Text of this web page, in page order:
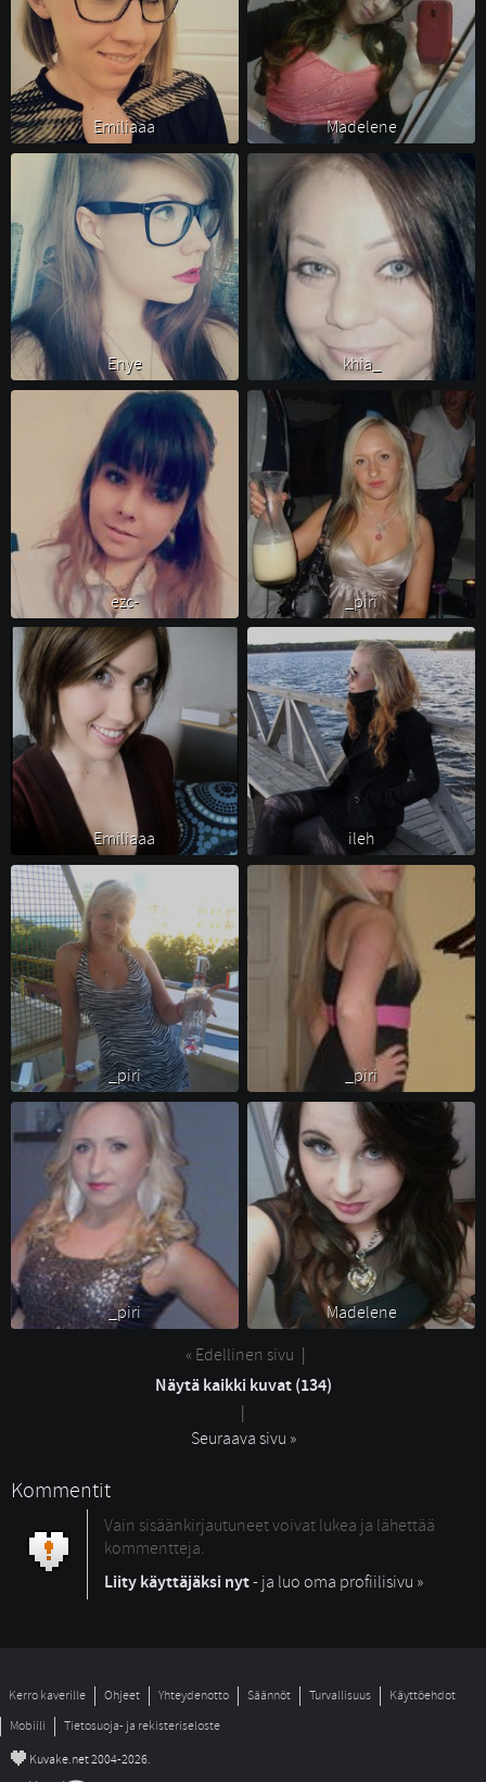
Emiliaaa Madelene
Enye khia_
ezc- _piri
Emiliaaa ileh
_piri _piri
_piri
Madelene
« Edellinen sivu
Näytä kaikki kuvat (134)
Seuraava sivu »
Kommentit
Vain sisäänkirjautuneet voivat lukea ja lähettää
kommentteja.
Liity käyttäjäksi nyt- ja luo oma profiilisivu »
Kerro kaverille Ohjeet Yhteydenotto Säännöt Turvallisuus
Käyttöehdot
Mobiili
Tietosuoja- ja rekisteriseloste
© Kuvake.net 2004-2026.